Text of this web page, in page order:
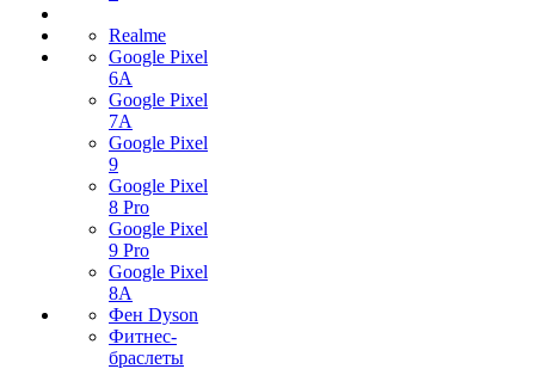
Realme
Google Pixel
6A
Google Pixel
7А
Google Pixel
9
Google Pixel
8 Pro
Google Pixel
9 Pro
Google Pixel
8A
Фен Dyson
Фитнес-
браслеты